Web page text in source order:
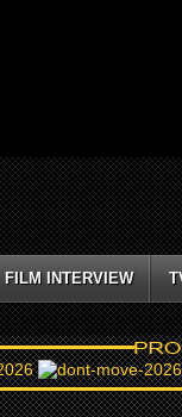
FILM INTERVIEW